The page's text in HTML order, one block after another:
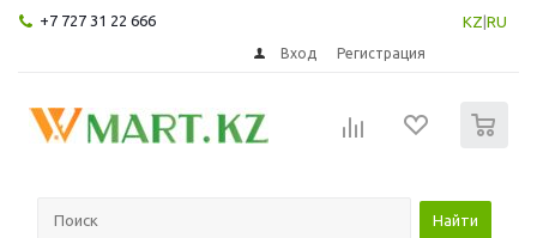
+7 727 31 22 666 KZ RU
Вход Регистрация
Найти